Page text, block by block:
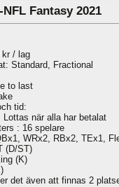
NFL Fantasy 2021
kr / lag
Standard, Fractional
to last
tid:
Lottas när alla har betalat
: 16 spelare
WRx2, RBx2, TEx1,
(D/ST)
(K)
det även att finnas 2